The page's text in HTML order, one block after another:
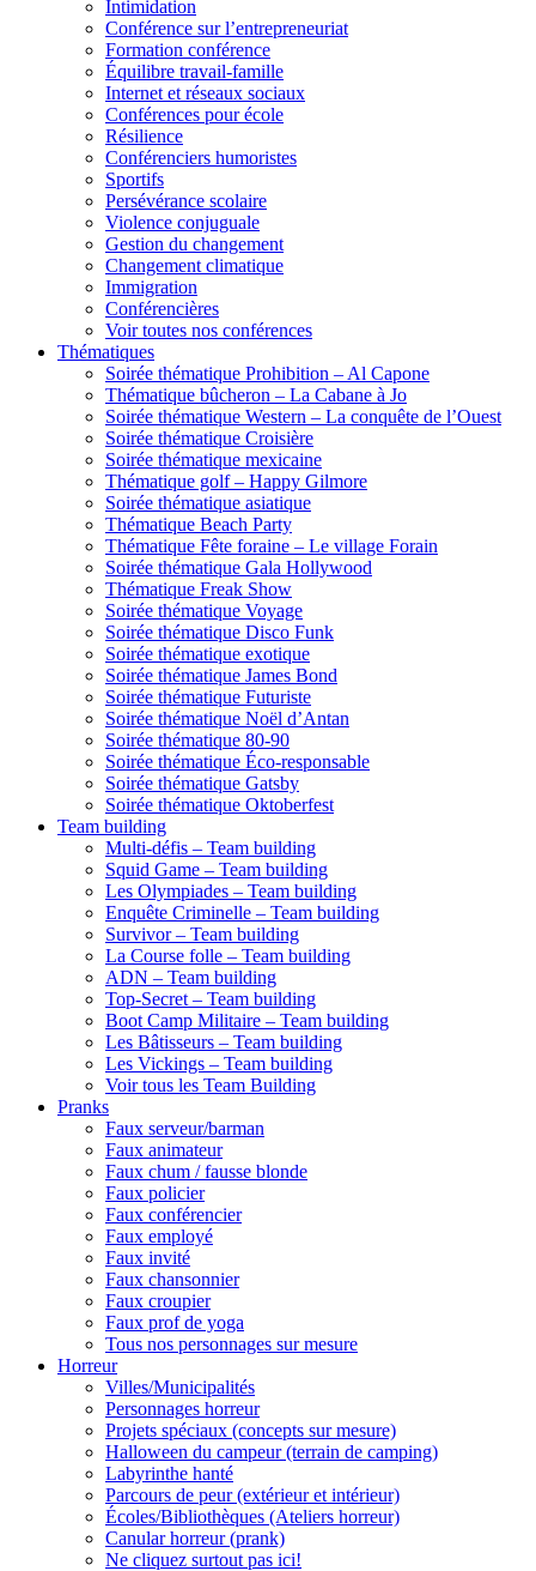
Intimidation
Conférence sur l’entrepreneuriat
Formation conférence
Équilibre travail-famille
Internet et réseaux sociaux
Conférences pour école
Résilience
Conférenciers humoristes
Sportifs
Persévérance scolaire
Violence conjuguale
Gestion du changement
Changement climatique
Immigration
Conférencières
Voir toutes nos conférences
Thématiques
Soirée thématique Prohibition – Al Capone
Thématique bûcheron – La Cabane à Jo
Soirée thématique Western – La conquête de l’Ouest
Soirée thématique Croisière
Soirée thématique mexicaine
Thématique golf – Happy Gilmore
Soirée thématique asiatique
Thématique Beach Party
Thématique Fête foraine – Le village Forain
Soirée thématique Gala Hollywood
Thématique Freak Show
Soirée thématique Voyage
Soirée thématique Disco Funk
Soirée thématique exotique
Soirée thématique James Bond
Soirée thématique Futuriste
Soirée thématique Noël d’Antan
Soirée thématique 80-90
Soirée thématique Éco-responsable
Soirée thématique Gatsby
Soirée thématique Oktoberfest
Team building
Multi-défis – Team building
Squid Game – Team building
Les Olympiades – Team building
Enquête Criminelle – Team building
Survivor – Team building
La Course folle – Team building
ADN – Team building
Top-Secret – Team building
Boot Camp Militaire – Team building
Les Bâtisseurs – Team building
Les Vickings – Team building
Voir tous les Team Building
Pranks
Faux serveur/barman
Faux animateur
Faux chum / fausse blonde
Faux policier
Faux conférencier
Faux employé
Faux invité
Faux chansonnier
Faux croupier
Faux prof de yoga
Tous nos personnages sur mesure
Horreur
Villes/Municipalités
Personnages horreur
Projets spéciaux (concepts sur mesure)
Halloween du campeur (terrain de camping)
Labyrinthe hanté
Parcours de peur (extérieur et intérieur)
Écoles/Bibliothèques (Ateliers horreur)
Canular horreur (prank)
Ne cliquez surtout pas ici!